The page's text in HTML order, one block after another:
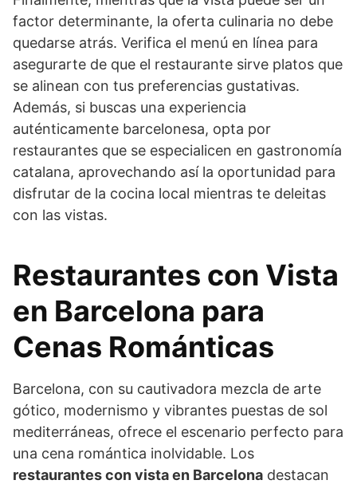
factor determinante, la oferta culinaria no debe
quedarse atrás. Verifica el menú en línea para
asegurarte de que el restaurante sirve platos que
se alinean con tus preferencias gustativas.
Además, si buscas una experiencia
auténticamente barcelonesa, opta por
restaurantes que se especialicen en gastronomía
catalana, aprovechando así la oportunidad para
disfrutar de la cocina local mientras te deleitas
con las vistas.
Restaurantes con Vista
en Barcelona para
Cenas Románticas
Barcelona, con su cautivadora mezcla de arte
gótico, modernismo y vibrantes puestas de sol
mediterráneas, ofrece el escenario perfecto para
una cena romántica inolvidable. Los
restaurantes con vista en Barcelona destacan